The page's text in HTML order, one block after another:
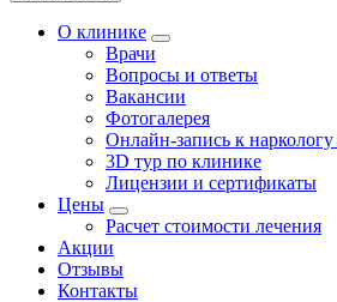
О клинике
Врачи
Вопросы и ответы
Вакансии
Фотогалерея
Онлайн-запись к
3D тур по клинике
Лицензии и сертификаты
Цены
Расчет стоимости лечения
Акции
Отзывы
Контакты